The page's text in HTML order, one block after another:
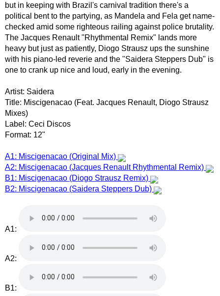
but in keeping with Brazil's carnival tradition there's a
political bent to the partying, as Mandela and Fela get name-
checked amid some righteous railing against police brutality.
The Jacques Renault "Rhythmental Remix" lands more
heavy but just as patiently, Diogo Strausz ups the sunshine
with his piano-led reverie and the "Saidera Steppers Dub" is
one to crank up nice and loud, early in the evening.
Artist: Saidera
Title: Miscigenacao (Feat. Jacques Renault, Diogo Strausz
Mixes)
Label: Ceci Discos
Format: 12"
A1: Miscigenacao (Original Mix)
A2: Miscigenacao (Jacques Renault Rhythmental Remix)
B1: Miscigenacao (Diogo Strausz Remix)
B2: Miscigenacao (Saidera Steppers Dub)
A1:
A2:
B1: